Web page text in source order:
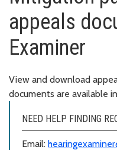
appeals
Examiner
View and download
documents are available
NEED HELP FINDING
Email: